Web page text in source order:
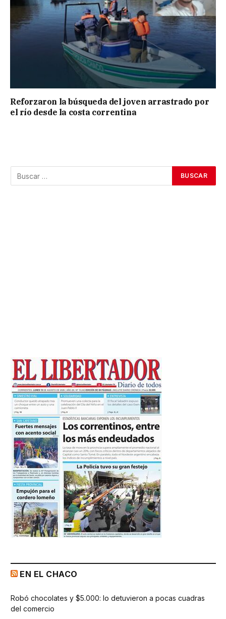
Reforzaron la búsqueda del joven arrastrado por
el río desde la costa correntina
EN EL CHACO
Robó chocolates y $5.000: lo detuvieron a pocas cuadras
del comercio